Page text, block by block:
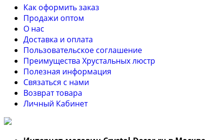
Как оформить заказ
Продажи оптом
О нас
Доставка и оплата
Пользовательское соглашение
Преимущества Хрустальных люстр
Полезная информация
Связаться с нами
Возврат товара
Личный Кабинет